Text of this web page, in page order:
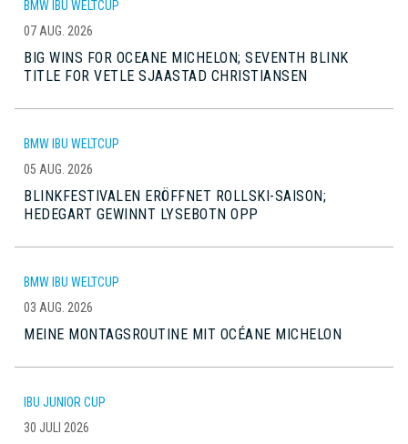
BMW IBU WELTCUP
07 AUG. 2026
BIG WINS FOR OCEANE MICHELON; SEVENTH BLINK
TITLE FOR VETLE SJAASTAD CHRISTIANSEN
BMW IBU WELTCUP
05 AUG. 2026
BLINKFESTIVALEN ERÖFFNET ROLLSKI-SAISON;
HEDEGART GEWINNT LYSEBOTN OPP
BMW IBU WELTCUP
03 AUG. 2026
MEINE MONTAGSROUTINE MIT OCÉANE MICHELON
IBU JUNIOR CUP
30 JULI 2026